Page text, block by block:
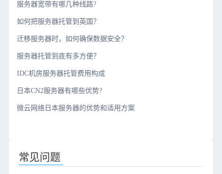
服务器宽带有哪几种线路?
如何把服务器托管到英国？
迁移服务器时，如何确保数据安全？
服务器托管到底有多方便？
IDC机房服务器托管费用构成
日本CN2服务器有哪些优势?
微云网络日本服务器的优势和适用方案
常见问题